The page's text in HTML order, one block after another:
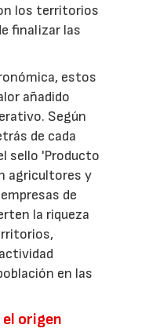
los territorios
finalizar las
estos
añadido
Según
de cada
sello 'Producto
agricultores y
de
la riqueza
en las
origen